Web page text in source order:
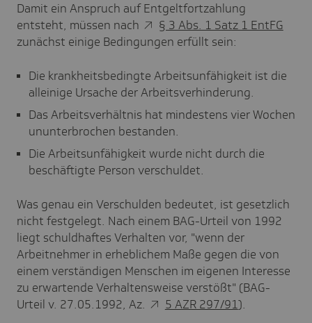
Damit ein Anspruch auf Entgeltfortzahlung
entsteht, müssen nach
§ 3 Abs. 1 Satz 1 EntFG
zunächst einige Bedingungen erfüllt sein:
Die krankheitsbedingte Arbeitsunfähigkeit ist die
alleinige Ursache der Arbeitsverhinderung.
Das Arbeitsverhältnis hat mindestens vier Wochen
ununterbrochen bestanden.
Die Arbeitsunfähigkeit wurde nicht durch die
beschäftigte Person verschuldet.
Was genau ein Verschulden bedeutet, ist gesetzlich
nicht festgelegt. Nach einem BAG-Urteil von 1992
liegt schuldhaftes Verhalten vor, "wenn der
Arbeitnehmer in erheblichem Maße gegen die von
einem verständigen Menschen im eigenen Interesse
zu erwartende Verhaltensweise verstößt" (BAG-
Urteil v. 27.05.1992, Az.
5 AZR 297/91).